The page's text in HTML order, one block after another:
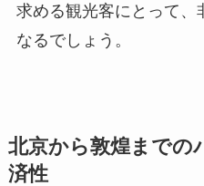
求める観光客にとって、
なるでしょう。
北京から敦煌までの
済性